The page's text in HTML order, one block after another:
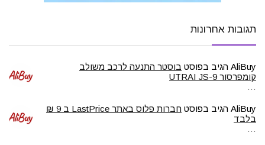
תגובות אחרונות
AliBuy הגיב בפוסט בוסטר התנעה לרכב משולב
קומפרסור UTRAI JS-9
…
AliBuy הגיב בפוסט
חברות פלוס באתר LastPrice ב 9 ₪
בלבד
…